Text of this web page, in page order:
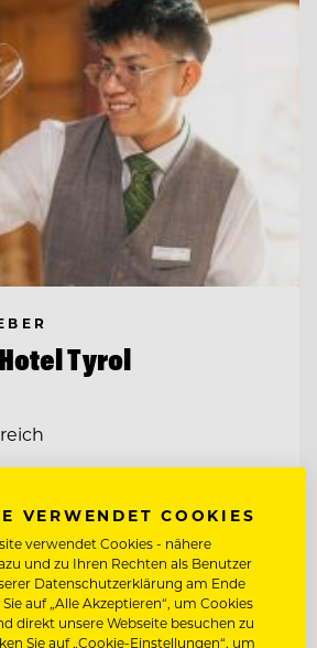
Tyrol
FÜR KOMMUNIKATION
VERWENDET COOKIES
verwendet Cookies - nähere
und zu Ihren Rechten als Benutzer
Datenschutzerklärung am Ende
auf „Alle Akzeptieren“, um Cookies
direkt unsere Webseite besuchen zu
Sie auf „Cookie-Einstellungen“, um